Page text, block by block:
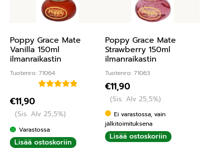
Poppy Grace Mate
Vanilla 150ml
ilmanraikastin
Tuotenro: 71064
5.00/ 5
€11,90
(Sis. Alv 25,5%)
Varastossa
Lisää ostoskoriin
Poppy Grace Mate
Strawberry 150ml
ilmanraikastin
Tuotenro: 71063
€11,90
(Sis. Alv 25,5%)
Ei varastossa, vain
jälkitoimituksena
Lisää ostoskoriin